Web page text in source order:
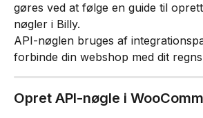
gøres ved at følge en guide til
nøgler i Billy.
API-nøglen bruges af
forbinde din webshop med dit
Opret API-nøgle i